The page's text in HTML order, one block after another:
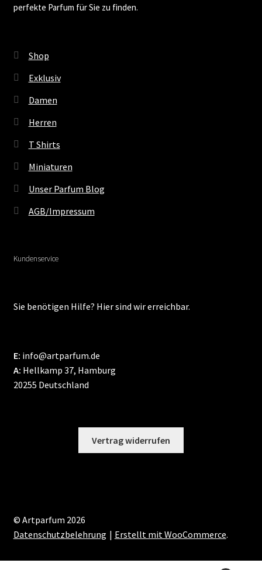
perfekte Parfum für Sie zu finden.
Shop
Exklusiv
Damen
Herren
T Shirts
Miniaturen
Unser Parfum Blog
AGB/Impressum
Kundenservice
Sie benötigen Hilfe? Hier sind wir erreichbar.
E: info@artparfum.de
A: Hellkamp 37, Hamburg
20255 Deutschland
Vertrag widerrufen
© Artparfum 2026
Datenschutzbelehrung
Erstellt mit WooCommerce.